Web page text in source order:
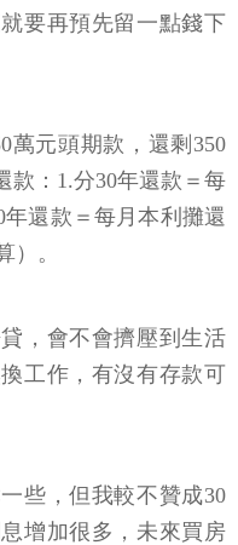
要再預先留一點錢下
萬元頭期款，還剩350
款：1.分30年還款＝每
年還款＝每月本利攤還
）。
，會不會擠壓到生活
工作，有沒有存款可
些，但我較不贊成30
增加很多，未來買房